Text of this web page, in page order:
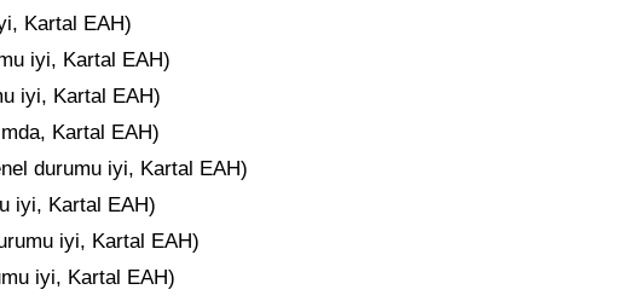
Kartal EAH)
iyi, Kartal EAH)
iyi, Kartal EAH)
Kartal EAH)
durumu iyi, Kartal EAH)
iyi, Kartal EAH)
iyi, Kartal EAH)
iyi, Kartal EAH)